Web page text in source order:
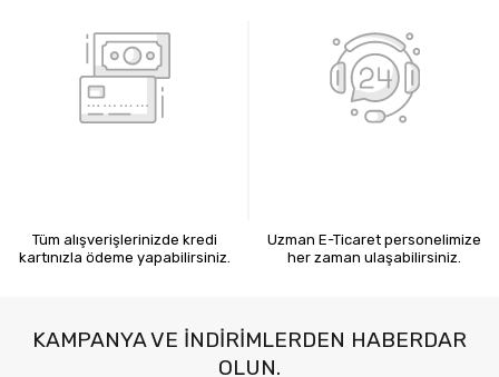
Tüm alışverişlerinizde kredi
kartınızla ödeme yapabilirsiniz.
Uzman E-Ticaret personelimize
her zaman ulaşabilirsiniz.
KAMPANYA VE INDIRIMLERDEN HABERDAR
OLUN.